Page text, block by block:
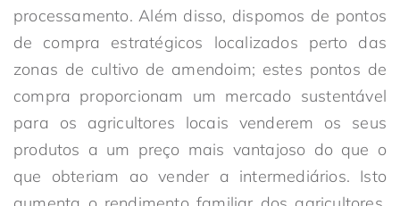
processamento. Além disso, dispomos de pontos
de compra estratégicos localizados perto das
zonas de cultivo de amendoim; estes pontos de
compra proporcionam um mercado sustentável
para os agricultores locais venderem os seus
produtos a um preço mais vantajoso do que o
que obteriam ao vender a intermediários. Isto